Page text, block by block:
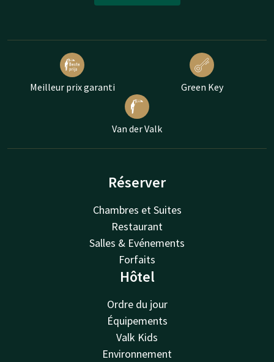
Meilleur prix garanti Green Key
Van der Valk
Réserver
Chambres et Suites
Restaurant
Salles & Evénements
Forfaits
Hôtel
Ordre du jour
Équipements
Valk Kids
Environnement